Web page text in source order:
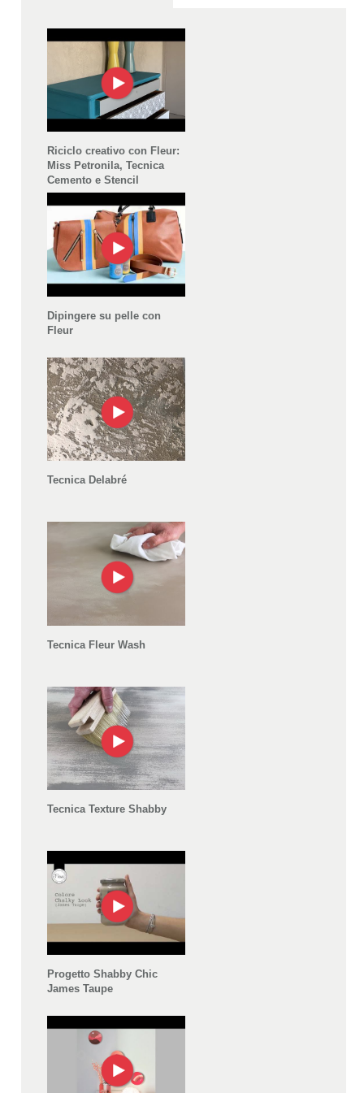
Riciclo creativo con Fleur:
Miss Petronila, Tecnica
Cemento e Stencil
Dipingere su pelle con
Fleur
Tecnica Delabré
Tecnica Fleur Wash
Tecnica Texture Shabby
Progetto Shabby Chic
James Taupe